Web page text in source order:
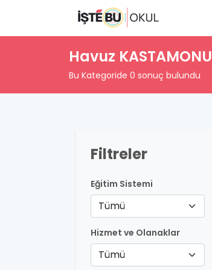
Havuz KASTAMONU
Bu Kategoride 0 sonuç bulundu
Filtreler
Eğitim Sistemi
Tümü
Hizmet ve Olanaklar
Tümü